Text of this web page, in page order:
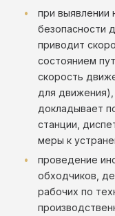
при выявлении
безопасности
приводит
состоянием
скорость
для
докладывает
станции,
меры к
проведение
обходчиков,
рабочих по